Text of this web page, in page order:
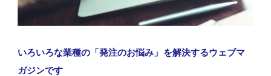
いろいろな業種の「発注のお悩み」を解決するウェブマ
ガジンです